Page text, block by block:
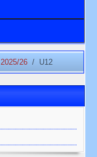
2025/26 U12